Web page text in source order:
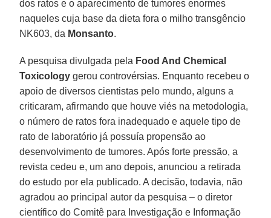
dos ratos e o aparecimento de tumores enormes
naqueles cuja base da dieta fora o milho transgêncio
NK603, da Monsanto.
A pesquisa divulgada pela Food And Chemical
Toxicology gerou controvérsias. Enquanto recebeu o
apoio de diversos cientistas pelo mundo, alguns a
criticaram, afirmando que houve viés na metodologia,
o número de ratos fora inadequado e aquele tipo de
rato de laboratório já possuía propensão ao
desenvolvimento de tumores. Após forte pressão, a
revista cedeu e, um ano depois, anunciou a retirada
do estudo por ela publicado. A decisão, todavia, não
agradou ao principal autor da pesquisa – o diretor
científico do Comitê para Investigação e Informação